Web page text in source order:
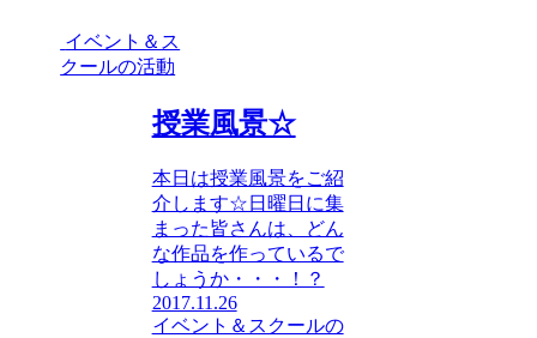
イベント＆ス
クールの活動
授業風景☆
本日は授業風景をご紹
介します☆日曜日に集
まった皆さんは、どん
な作品を作っているで
しょうか・・・！？
2017.11.26
イベント＆スクールの